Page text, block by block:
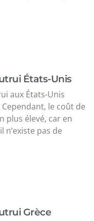
États-Unis
aux États-Unis
le coût de
plus élevé, car en
n’existe pas de
Grèce